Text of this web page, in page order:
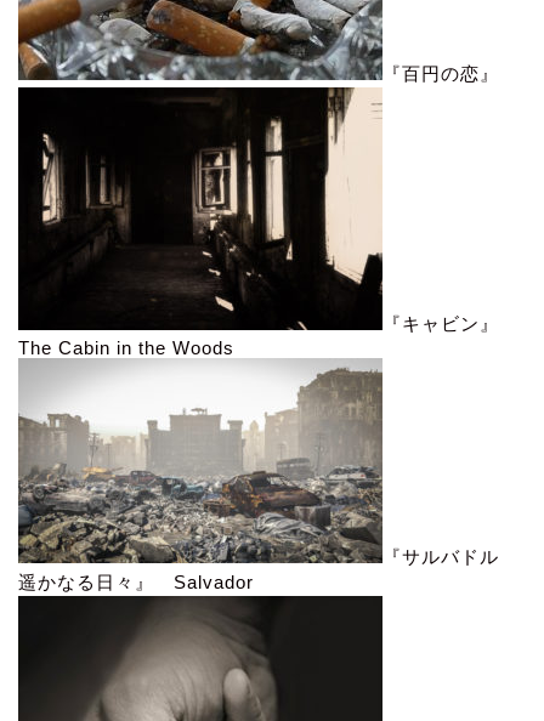
『百円の恋』
『キャビン』
The Cabin in the Woods
『サルバドル
遥かなる日々』 Salvador